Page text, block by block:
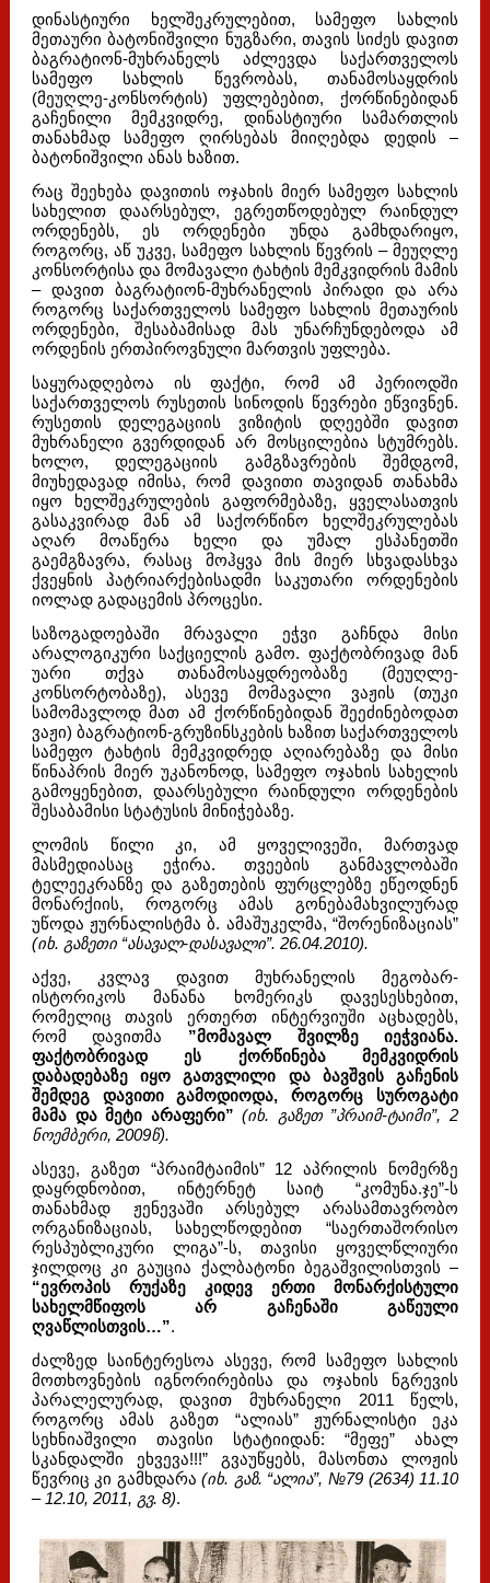
დინასტიური ხელშეკრულებით, სამეფო სახლის
მეთაური ბატონიშვილი ნუგზარი, თავის სიძეს დავით
ბაგრატიონ-მუხრანელს აძლევდა საქართველოს
სამეფო სახლის წევრობას, თანამოსაყდრის
(მეუღლე-კონსორტის) უფლებებით, ქორწინებიდან
გაჩენილი მემკვიდრე, დინასტიური სამართლის
თანახმად სამეფო ღირსებას მიიღებდა დედის –
ბატონიშვილი ანას ხაზით.
რაც შეეხება დავითის ოჯახის მიერ სამეფო სახლის
სახელით დაარსებულ, ეგრეთწოდებულ რაინდულ
ორდენებს, ეს ორდენები უნდა გამხდარიყო,
როგორც, აწ უკვე, სამეფო სახლის წევრის – მეუღლე
კონსორტისა და მომავალი ტახტის მემკვიდრის მამის
– დავით ბაგრატიონ-მუხრანელის პირადი და არა
როგორც საქართველოს სამეფო სახლის მეთაურის
ორდენები, შესაბამისად მას უნარჩუნდებოდა ამ
ორდენის ერთპიროვნული მართვის უფლება.
საყურადღებოა ის ფაქტი, რომ ამ პერიოდში
საქართველოს რუსეთის სინოდის წევრები ეწვივნენ.
რუსეთის დელეგაციის ვიზიტის დღეებში დავით
მუხრანელი გვერდიდან არ მოსცილებია სტუმრებს.
ხოლო, დელეგაციის გამგზავრების შემდგომ,
მიუხედავად იმისა, რომ დავითი თავიდან თანახმა
იყო ხელშეკრულების გაფორმებაზე, ყველასათვის
გასაკვირად მან ამ საქორწინო ხელშეკრულებას
აღარ მოაწერა ხელი და უმალ ესპანეთში
გაემგზავრა, რასაც მოჰყვა მის მიერ სხვადასხვა
ქვეყნის პატრიარქებისადმი საკუთარი ორდენების
იოლად გადაცემის პროცესი.
საზოგადოებაში მრავალი ეჭვი გაჩნდა მისი
არალოგიკური საქციელის გამო. ფაქტობრივად მან
უარი თქვა თანამოსაყდრეობაზე (მეუღლე-
კონსორტობაზე), ასევე მომავალი ვაჟის (თუკი
სამომავლოდ მათ ამ ქორწინებიდან შეეძინებოდათ
ვაჟი) ბაგრატიონ-გრუზინსკების ხაზით საქართველოს
სამეფო ტახტის მემკვიდრედ აღიარებაზე და მისი
წინაპრის მიერ უკანონოდ, სამეფო ოჯახის სახელის
გამოყენებით, დაარსებული რაინდული ორდენების
შესაბამისი სტატუსის მინიჭებაზე.
ლომის წილი კი, ამ ყოველივეში, მართვად
მასმედიასაც ეჭირა. თვეების განმავლობაში
ტელეეკრანზე და გაზეთების ფურცლებზე ეწეოდნენ
მონარქიის, როგორც ამას გონებამახვილურად
უწოდა ჟურნალისტმა ბ. ამაშუკელმა, “შორენიზაციას”
(იხ. გაზეთი “ასავალ-დასავალი”. 26.04.2010).
აქვე, კვლავ დავით მუხრანელის მეგობარ-
ისტორიკოს მანანა ხომერიკს დავესესხებით,
რომელიც თავის ერთერთ ინტერვიუში აცხადებს,
რომ დავითმა ”მომავალ შვილზე იეჭვიანა.
ფაქტობრივად ეს ქორწინება მემკვიდრის
დაბადებაზე იყო გათვლილი და ბავშვის გაჩენის
შემდეგ დავითი გამოდიოდა, როგორც სუროგატი
მამა და მეტი არაფერი” (იხ. გაზეთ ”პრაიმ-ტაიმი”, 2
ნოემბერი, 2009წ).
ასევე, გაზეთ “პრაიმტაიმის” 12 აპრილის ნომერზე
დაყრდნობით, ინტერნეტ საიტ “კომუნა.ჯე”-ს
თანახმად ჟენევაში არსებულ არასამთავრობო
ორგანიზაციას, სახელწოდებით “საერთაშორისო
რესპუბლიკური ლიგა”-ს, თავისი ყოველწლიური
ჯილდოც კი გაუცია ქალბატონი ბეგაშვილისთვის –
“ევროპის რუქაზე კიდევ ერთი მონარქისტული
სახელმწიფოს არ გაჩენაში გაწეული
ღვაწლისთვის…”.
ძალზედ საინტერესოა ასევე, რომ სამეფო სახლის
მოთხოვნების იგნორირებისა და ოჯახის ნგრევის
პარალელურად, დავით მუხრანელი 2011 წელს,
როგორც ამას გაზეთ “ალიას” ჟურნალისტი ეკა
სეხნიაშვილი თავისი სტატიიდან: “მეფე” ახალ
სკანდალში ეხვევა!!!” გვაუწყებს, მასონთა ლოჟის
წევრიც კი გამხდარა(იხ. გაზ. “ალია”, №79 (2634) 11.10
– 12.10, 2011, გვ. 8).